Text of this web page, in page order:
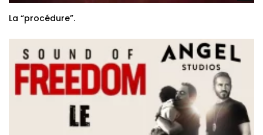
La “procédure”.